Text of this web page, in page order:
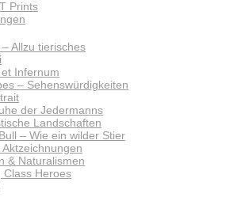
Prints
Allzu tierisches
Infernum
– Sehenswürdigkeiten
der Jedermanns
Landschaften
– Wie ein wilder Stier
Aktzeichnungen
& Naturalismen
Class Heroes